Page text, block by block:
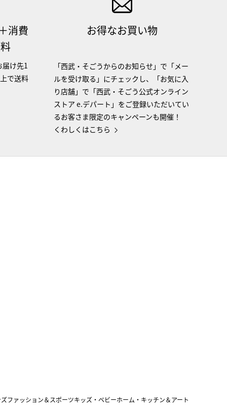
消費
け先1
で送料
お得なお買い物
「西武・そごうからのお知らせ」で「メー
ルを受け取る」にチェックし、「お気に入
り店舗」で「西武・そごう公式オンライン
ストア e.デパート」をご登録いただいてい
るお客さま限定のキャンペーンも開催！
くわしくはこちら
ファッション＆スポーツキッズ・ベビーホーム・キッチン＆アート